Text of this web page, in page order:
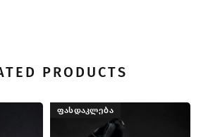
PRODUCTS
ᲤᲐᲡᲓᲐᲙᲚᲔᲑᲐ